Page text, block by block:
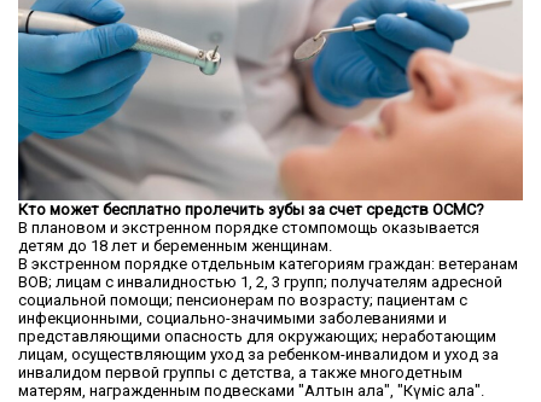
Кто может бесплатно пролечить зубы за счет средств ОСМС?
В плановом и экстренном порядке стомпомощь оказывается
детям до 18 лет и беременным женщинам.
В экстренном порядке отдельным категориям граждан: ветеранам
ВОВ; лицам с инвалидностью 1, 2, 3 групп; получателям адресной
социальной помощи; пенсионерам по возрасту; пациентам с
инфекционными, социально-значимыми заболеваниями и
представляющими опасность для окружающих; неработающим
лицам, осуществляющим уход за ребенком-инвалидом и уход за
инвалидом первой группы с детства, а также многодетным
матерям, награжденным подвесками "Алтын алқа", "Күміс алқа".